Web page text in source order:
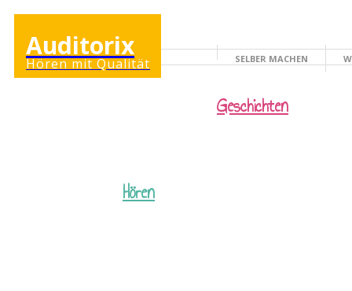
Auditorix
Hören mit Qualität KINDERSEITE
SELBER MACHEN
Hören
Geschichten